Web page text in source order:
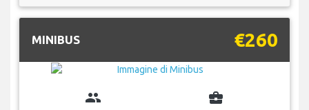
MINIBUS €260
group business_center